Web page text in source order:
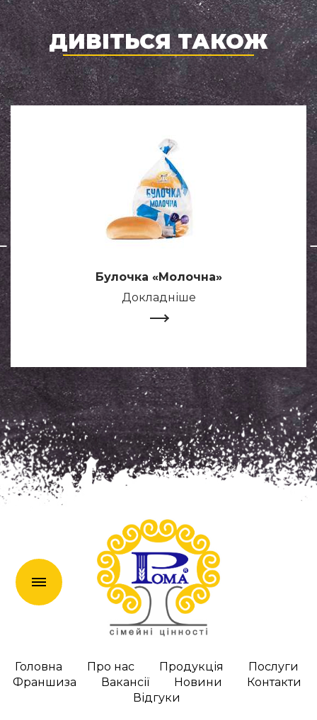
ДИВІТЬСЯ ТАКОЖ
Булочка «Молочна»
Докладніше
Головна Про нас Продукція
Послуги
Франшиза
Вакансії Новини
Контакти
Відгуки
en